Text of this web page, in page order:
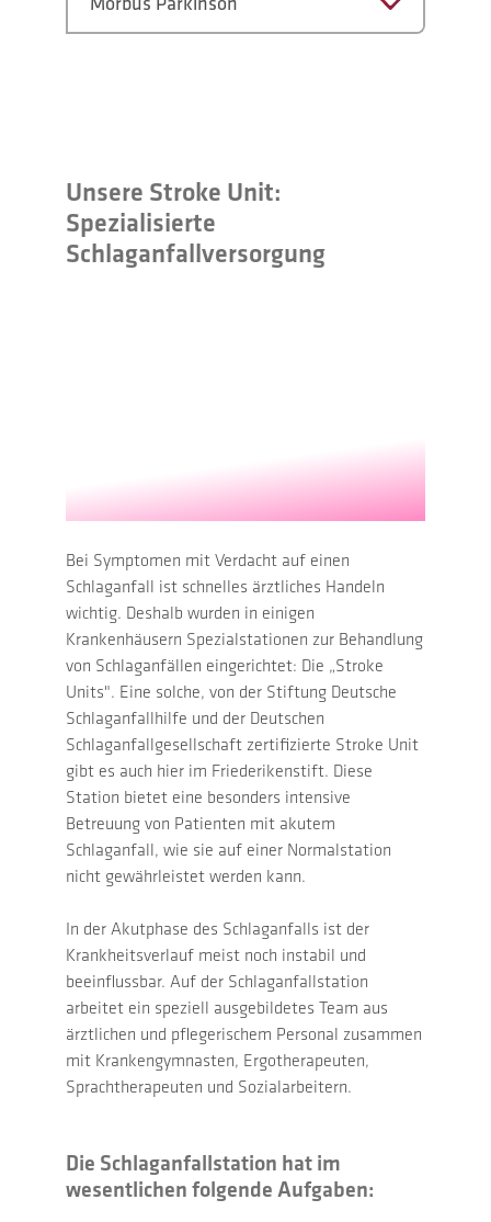
Unsere Stroke Unit:
Spezialisierte
Schlaganfallversorgung
Bei Symptomen mit Verdacht auf einen
Schlaganfall ist schnelles ärztliches Handeln
wichtig. Deshalb wurden in einigen
Krankenhäusern Spezialstationen zur Behandlung
von Schlaganfällen eingerichtet: Die „Stroke
Units". Eine solche, von der Stiftung Deutsche
Schlaganfallhilfe und der Deutschen
Schlaganfallgesellschaft zertifizierte Stroke Unit
gibt es auch hier im Friederikenstift. Diese
Station bietet eine besonders intensive
Betreuung von Patienten mit akutem
Schlaganfall, wie sie auf einer Normalstation
nicht gewährleistet werden kann.
In der Akutphase des Schlaganfalls ist der
Krankheitsverlauf meist noch instabil und
beeinflussbar. Auf der Schlaganfallstation
arbeitet ein speziell ausgebildetes Team aus
ärztlichen und pflegerischem Personal zusammen
mit Krankengymnasten, Ergotherapeuten,
Sprachtherapeuten und Sozialarbeitern.
Die Schlaganfallstation hat im
wesentlichen folgende Aufgaben: